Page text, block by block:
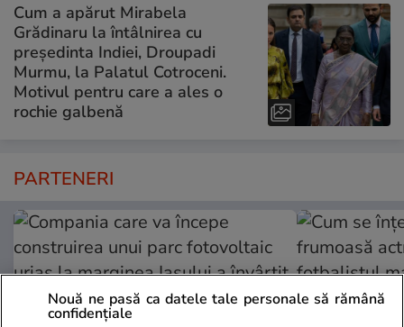
Cum a apărut Mirabela
Grădinaru la întâlnirea cu
președinta Indiei, Droupadi
Murmu, la Palatul Cotroceni.
Motivul pentru care a ales o
rochie galbenă
PARTENERI
Nouă ne pasă ca datele tale personale să rămână
confidențiale